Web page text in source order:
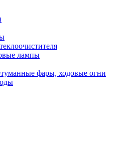
лампы
фары, ходовые огни